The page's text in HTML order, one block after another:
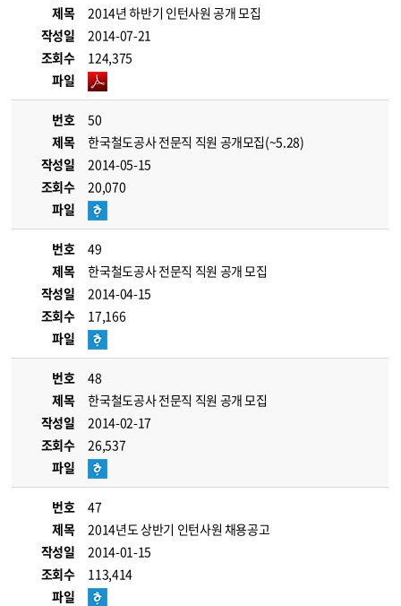
제목
2014년 하반기 인턴사원 공개 모집
작성일
2014-07-21
조회수
124,375
파일
번호
50
제목
한국철도공사 전문직 직원 공개모집(~5.28)
작성일
2014-05-15
조회수
20,070
파일
번호
49
제목
한국철도공사 전문직 직원 공개 모집
작성일
2014-04-15
조회수
17,166
파일
번호
48
제목
한국철도공사 전문직 직원 공개 모집
작성일
2014-02-17
조회수
26,537
파일
번호
47
제목
2014년도 상반기 인턴사원 채용공고
작성일
2014-01-15
조회수
113,414
파일